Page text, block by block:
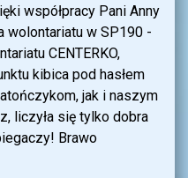
współpracy Pani Anny
wolontariatu w SP190 -
CENTERKO,
kibica pod hasłem
jak i naszym
liczyła się tylko dobra
Brawo